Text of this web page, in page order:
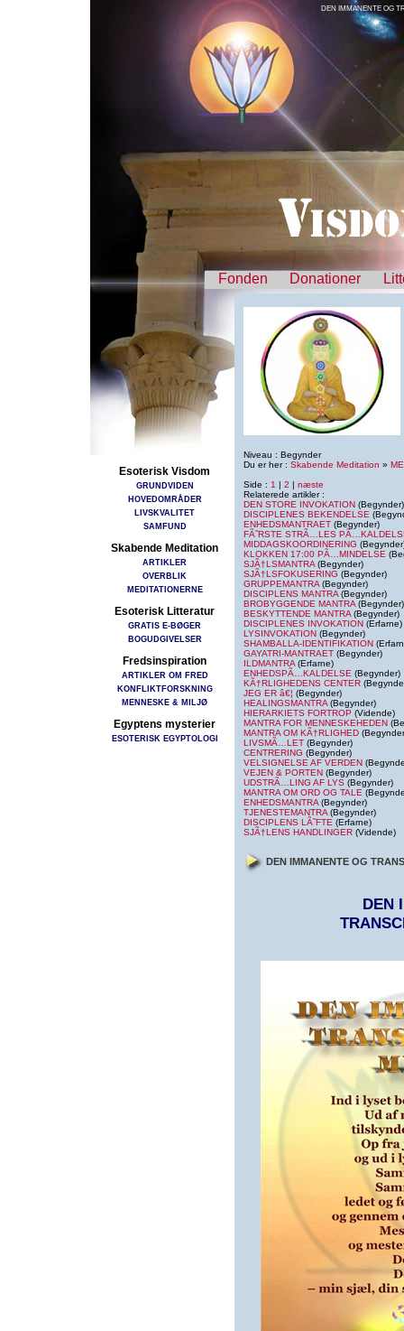
DEN IMMANENTE OG
Fonden Donationer
Esoterisk Visdom
GRUNDVIDEN
HOVEDOMRÅDER
LIVSKVALITET
SAMFUND
Skabende Meditation
ARTIKLER
OVERBLIK
MEDITATIONERNE
Esoterisk Litteratur
GRATIS E-BØGER
BOGUDGIVELSER
Fredsinspiration
ARTIKLER OM FRED
KONFLIKTFORSKNING
MENNESKE & MILJØ
Egyptens mysterier
ESOTERISK EGYPTOLOGI
Niveau : Begynder
Du er her : Skabende Meditation »
Side : 1 | 2 | næste
Relaterede artikler :
DEN STORE INVOKATION (Begynder)
DISCIPLENES BEKENDELSE
ENHEDSMANTRAET (Begynder)
FÃ˜RSTE STRÃ…LES
MIDDAGSKOORDINERING
KLOKKEN 17:00 PÃ…MINDELSE
SJÃ†LSMANTRA (Begynder)
SJÃ†LSFOKUSERING (Begynder)
GRUPPEMANTRA (Begynder)
DISCIPLENS MANTRA (Begynder)
BROBYGGENDE MANTRA (Begynder)
BESKYTTENDE MANTRA (Begynder)
DISCIPLENES INVOKATION (Erfarne)
LYSINVOKATION (Begynder)
SHAMBALLA-IDENTIFIKATION
GAYATRI-MANTRAET (Begynder)
ILDMANTRA (Erfarne)
ENHEDSPÃ…KALDELSE (Begynder)
KÃ†RLIGHEDENS CENTER
JEG ER â€¦ (Begynder)
HEALINGSMANTRA (Begynder)
HIERARKIETS FORTROP (Vidende)
MANTRA FOR MENNESKEHEDEN
MANTRA OM KÃ†RLIGHED
LIVSMÃ…LET (Begynder)
CENTRERING (Begynder)
VELSIGNELSE AF VERDEN
VEJEN & PORTEN (Begynder)
UDSTRÃ…LING AF LYS (Begynder)
MANTRA OM ORD OG TALE
ENHEDSMANTRA (Begynder)
TJENESTEMANTRA (Begynder)
DISCIPLENS LÃ˜FTE (Erfarne)
SJÃ†LENS HANDLINGER (Vidende)
DEN IMMANENTE OG
DEN